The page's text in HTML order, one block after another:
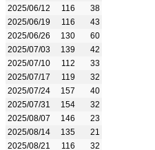
2025/06/12
116
38
2025/06/19
116
43
2025/06/26
130
60
2025/07/03
139
42
2025/07/10
112
33
2025/07/17
119
32
2025/07/24
157
40
2025/07/31
154
32
2025/08/07
146
23
2025/08/14
135
21
2025/08/21
116
32